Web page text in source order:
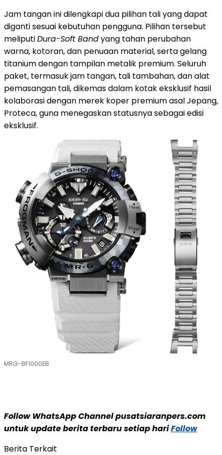
Jam tangan ini dilengkapi dua pilihan tali yang dapat
diganti sesuai kebutuhan pengguna. Pilihan tersebut
meliputiDura-Soft Bandyang tahan perubahan
warna, kotoran, dan penuaan material, serta gelang
titanium dengan tampilan metalik premium. Seluruh
paket, termasuk jam tangan, tali tambahan, dan alat
pemasangan tali, dikemas dalam kotak eksklusif hasil
kolaborasi dengan merek koper premium asal Jepang,
Proteca, guna menegaskan statusnya sebagai edisi
eksklusif.
MRG-BF1000EB
Follow WhatsApp Channel pusatsiaranpers.com
untuk update berita terbaru setiap hariFollow
Berita Terkait